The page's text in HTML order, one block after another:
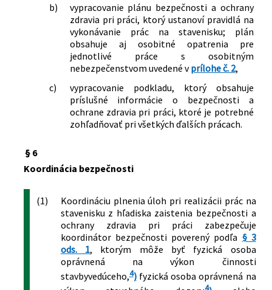
b)
vypracovanie plánu bezpečnosti a ochrany
zdravia pri práci, ktorý ustanoví pravidlá na
vykonávanie prác na stavenisku; plán
obsahuje aj osobitné opatrenia pre
jednotlivé práce s osobitným
nebezpečenstvom uvedené vprílohe č. 2,
c)
vypracovanie podkladu, ktorý obsahuje
príslušné informácie o bezpečnosti a
ochrane zdravia pri práci, ktoré je potrebné
zohľadňovať pri všetkých ďalších prácach.
§ 6
Koordinácia bezpečnosti
(1)
Koordináciu plnenia úloh pri realizácii prác na
stavenisku z hľadiska zaistenia bezpečnosti a
ochrany zdravia pri práci zabezpečuje
koordinátor bezpečnosti poverený podľa § 3
ods. 1, ktorým môže byť fyzická osoba
oprávnená na výkon činnosti
stavbyvedúceho,4)fyzická osoba oprávnená na
4